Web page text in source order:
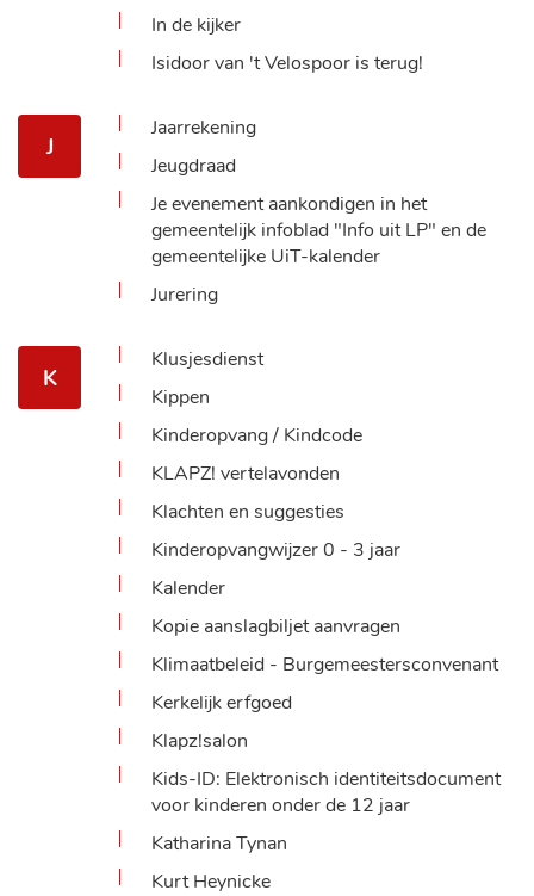
In de kijker
Isidoor van 't Velospoor is terug!
J
Jaarrekening
Jeugdraad
Je evenement aankondigen in het
gemeentelijk infoblad "Info uit LP" en de
gemeentelijke UiT-kalender
Jurering
K
Klusjesdienst
Kippen
Kinderopvang / Kindcode
KLAPZ! vertelavonden
Klachten en suggesties
Kinderopvangwijzer 0 - 3 jaar
Kalender
Kopie aanslagbiljet aanvragen
Klimaatbeleid - Burgemeestersconvenant
Kerkelijk erfgoed
Klapz!salon
Kids-ID: Elektronisch identiteitsdocument
voor kinderen onder de 12 jaar
Katharina Tynan
Kurt Heynicke